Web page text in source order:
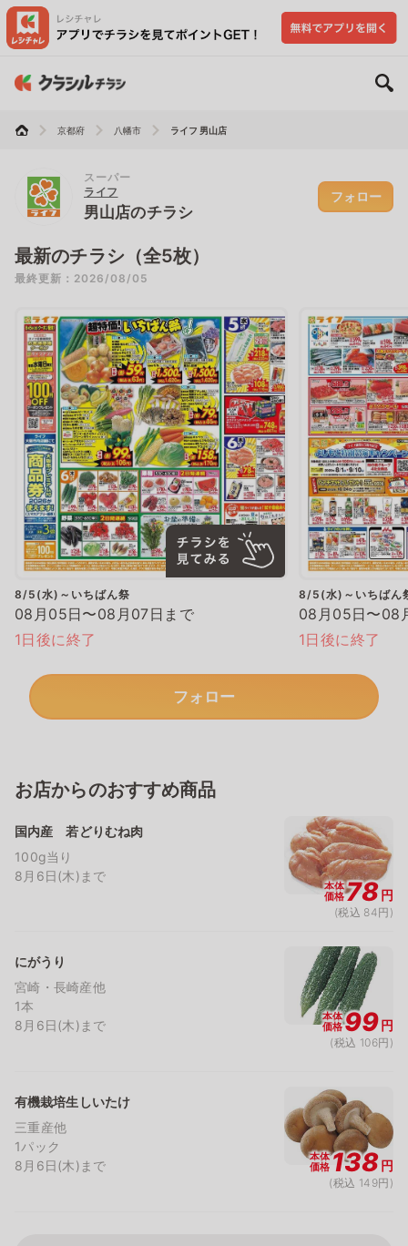
京都府 八幡市 ライフ 男山店
スーパー
ライフ
男山店のチラシ
フォロー
最新のチラシ（全5枚）
最終更新：2026/08/05
8/5(水)～いちばん祭
08月05日〜08月07日まで
1日後に終了
8/5(水)～いちばん
08月05日〜08
1日後に終了
フォロー
お店からのおすすめ商品
国内産 若どりむね肉
100g当り
8月6日(木)まで
本体
価格78円
(税込 84円)
にがうり
宮崎・長崎産他
1本
8月6日(木)まで
本体
価格99円
(税込 106円)
有機栽培生しいたけ
三重産他
1パック
8月6日(木)まで
本体
価格138円
(税込 149円)